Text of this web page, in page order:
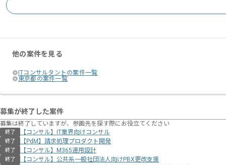
他の案件を見る
ITコンサルタントの案件一覧
東京都の案件一覧
募集が終了した案件
募集は終了していますが、参画先を探す際にお役立てください
終了 【コンサル】IT業界向けコンサル
終了 【PdM】請求処理プロダクト開発
終了 【コンサル】M365運用設計
終了 【コンサル】公共系一般社団法人向けPBX更改支援